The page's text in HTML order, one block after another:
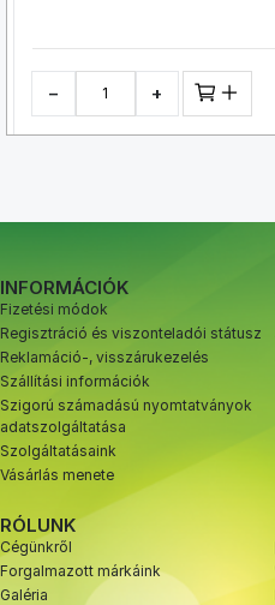
− +
INFORMÁCIÓK
Fizetési módok
Regisztráció és viszonteladói státusz
Reklamáció-, visszárukezelés
Szállítási információk
Szigorú számadású nyomtatványok
adatszolgáltatása
Szolgáltatásaink
Vásárlás menete
RÓLUNK
Cégünkről
Forgalmazott márkáink
Galéria